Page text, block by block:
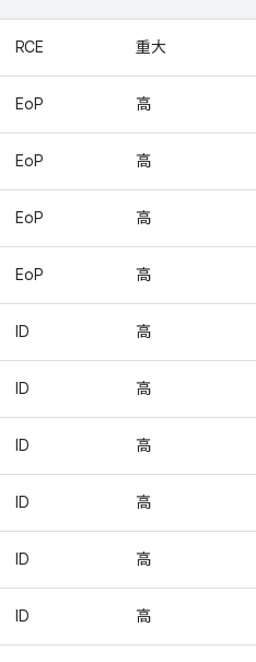
RCE 重大
EoP 高
EoP 高
EoP 高
EoP 高
ID 高
ID 高
ID 高
ID 高
ID 高
ID 高